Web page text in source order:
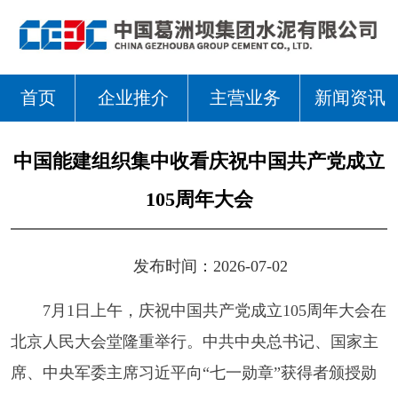
首页 企业推介 主营业务 新闻资讯
中国能建组织集中收看庆祝中国共产党成立
105周年大会
发布时间：2026-07-02
7月1日上午，庆祝中国共产党成立105周年大会在
北京人民大会堂隆重举行。中共中央总书记、国家主
席、中央军委主席习近平向“七一勋章”获得者颁授勋